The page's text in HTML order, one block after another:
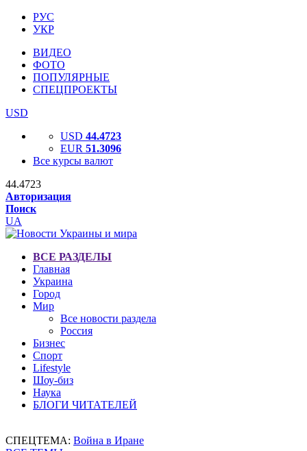
РУС
УКР
ВИДЕО
ФОТО
ПОПУЛЯРНЫЕ
СПЕЦПРОЕКТЫ
USD
USD 44.4723
EUR 51.3096
Все курсы валют
44.4723
Авторизация
Поиск
UA
ВСЕ РАЗДЕЛЫ
Главная
Украина
Город
Мир
Все новости раздела
Россия
Бизнес
Спорт
Lifestyle
Шоу-биз
Наука
БЛОГИ ЧИТАТЕЛЕЙ
СПЕЦТЕМА: Война в Иране